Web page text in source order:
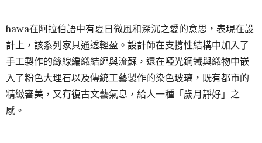
hawa在阿拉伯語中有夏日微風和深沉之愛的意思，表現在設
計上，該系列家具通透輕盈。設計師在支撐性結構中加入了
手工製作的絲線編織結繩與流蘇，還在啞光鋼鐵與織物中嵌
入了粉色大理石以及傳統工藝製作的染色玻璃，既有都市的
精緻審美，又有復古文藝氣息，給人一種「歲月靜好」之
感。